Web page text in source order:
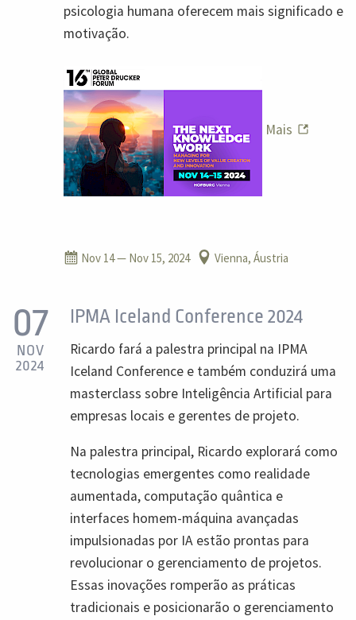
psicologia humana oferecem mais significado e
motivação.
Mais
Nov 14— Nov 15, 2024 Vienna, Áustria
07
NOV
2024
IPMA Iceland Conference 2024
Ricardo fará a palestra principal na IPMA
Iceland Conference e também conduzirá uma
masterclass sobre Inteligência Artificial para
empresas locais e gerentes de projeto.
Na palestra principal, Ricardo explorará como
tecnologias emergentes como realidade
aumentada, computação quântica e
interfaces homem-máquina avançadas
impulsionadas por IA estão prontas para
revolucionar o gerenciamento de projetos.
Essas inovações romperão as práticas
tradicionais e posicionarão o gerenciamento